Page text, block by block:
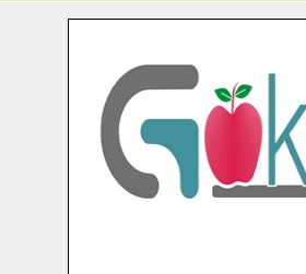
İlçe Jandarma
Bertiz’in Yeni